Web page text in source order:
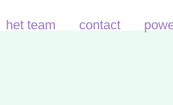
het team contact